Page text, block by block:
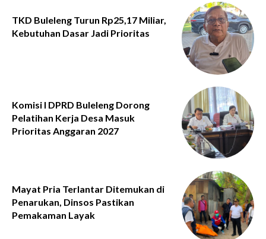
TKD Buleleng Turun Rp25,17 Miliar,
Kebutuhan Dasar Jadi Prioritas
Komisi I DPRD Buleleng Dorong
Pelatihan Kerja Desa Masuk
Prioritas Anggaran 2027
Mayat Pria Terlantar Ditemukan di
Penarukan, Dinsos Pastikan
Pemakaman Layak